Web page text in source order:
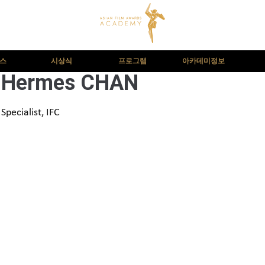
시상식 프로그램 아카데미정보
Hermes CHAN
Specialist, IFC